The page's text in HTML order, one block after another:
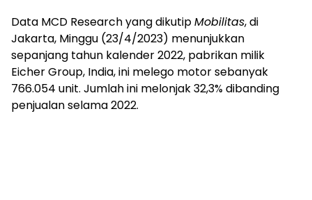
Data MCD Research yang dikutipMobilitas, di
Jakarta, Minggu (23/4/2023) menunjukkan
sepanjang tahun kalender 2022, pabrikan milik
Eicher Group, India, ini melego motor sebanyak
766.054 unit. Jumlah ini melonjak 32,3% dibanding
penjualan selama 2022.